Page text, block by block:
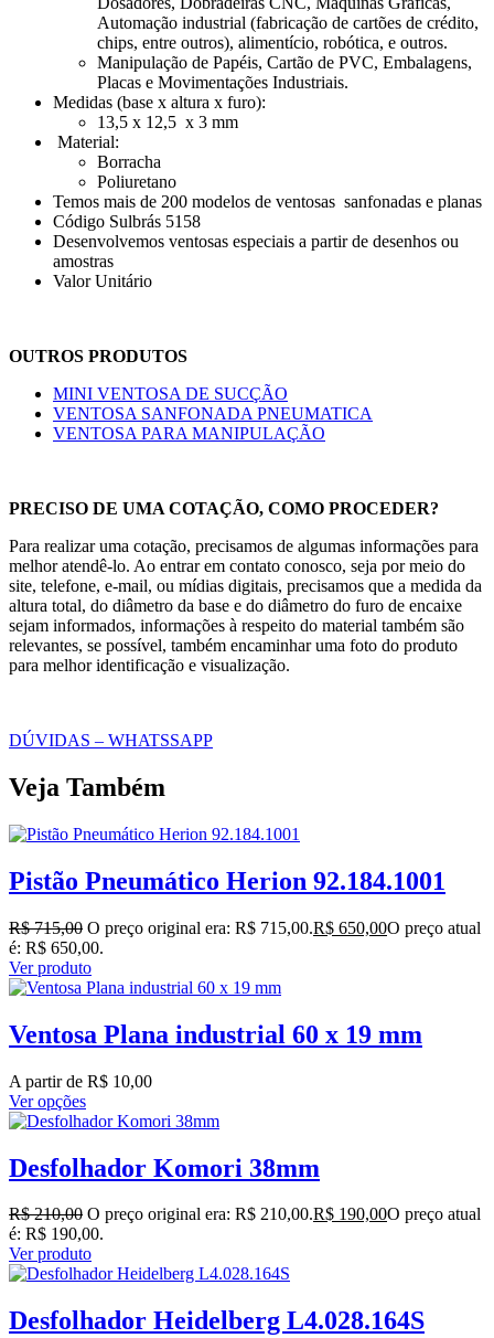
Automação industrial (fabricação de cartões de crédito,
chips, entre outros), alimentício, robótica, e outros.
Manipulação de Papéis, Cartão de PVC, Embalagens,
Placas e Movimentações Industriais.
Medidas (base x altura x furo):
13,5 x 12,5 x 3 mm
Material:
Borracha
Poliuretano
Temos mais de 200 modelos de ventosas sanfonadas e planas
Código Sulbrás 5158
Desenvolvemos ventosas especiais a partir de desenhos ou
amostras
Valor Unitário
OUTROS PRODUTOS
MINI VENTOSA DE SUCÇÃO
VENTOSA SANFONADA PNEUMATICA
VENTOSA PARA MANIPULAÇÃO
PRECISO DE UMA COTAÇÃO, COMO PROCEDER?
Para realizar uma cotação, precisamos de algumas informações para
melhor atendê-lo. Ao entrar em contato conosco, seja por meio do
site, telefone, e-mail, ou mídias digitais, precisamos que a medida da
altura total, do diâmetro da base e do diâmetro do furo de encaixe
sejam informados, informações à respeito do material também são
relevantes, se possível, também encaminhar uma foto do produto
para melhor identificação e visualização.
DÚVIDAS – WHATSSAPP
Veja Também
Pistão Pneumático Herion 92.184.1001
R$715,00 O preço original era: R$ 715,00.R$ 650,00O preço atual
é: R$ 650,00.
Ver produto
Ventosa Plana industrial 60 x 19 mm
A partir de R$ 10,00
Ver opções
Desfolhador Komori 38mm
R$210,00 O preço original era: R$ 210,00.R$ 190,00O preço atual
é: R$ 190,00.
Ver produto
Desfolhador Heidelberg L4.028.164S